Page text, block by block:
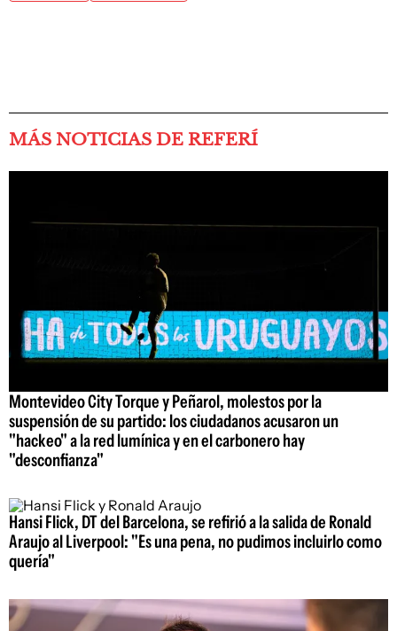
MÁS NOTICIAS DE REFERÍ
Montevideo City Torque y Peñarol, molestos por la
suspensión de su partido: los ciudadanos acusaron un
"hackeo" a la red lumínica y en el carbonero hay
"desconfianza"
Hansi Flick, DT del Barcelona, se refirió a la salida de Ronald
Araujo al Liverpool: "Es una pena, no pudimos incluirlo como
quería"